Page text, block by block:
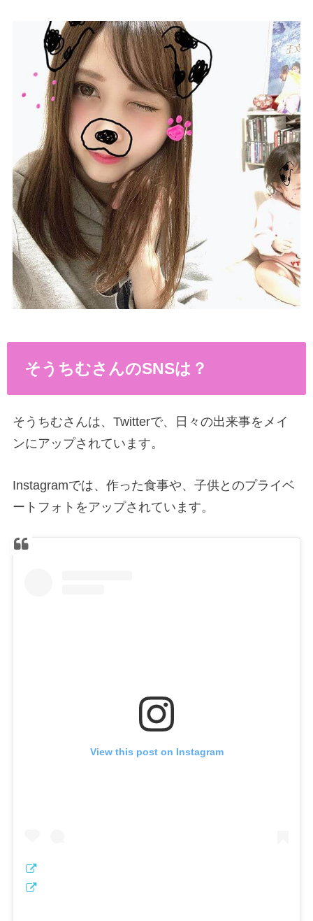
そうちむさんのSNSは？
そうちむさんは、Twitterで、日々の出来事をメイ
ンにアップされています。
Instagramでは、作った食事や、子供とのプライベ
ートフォトをアップされています。
View this post on Instagram